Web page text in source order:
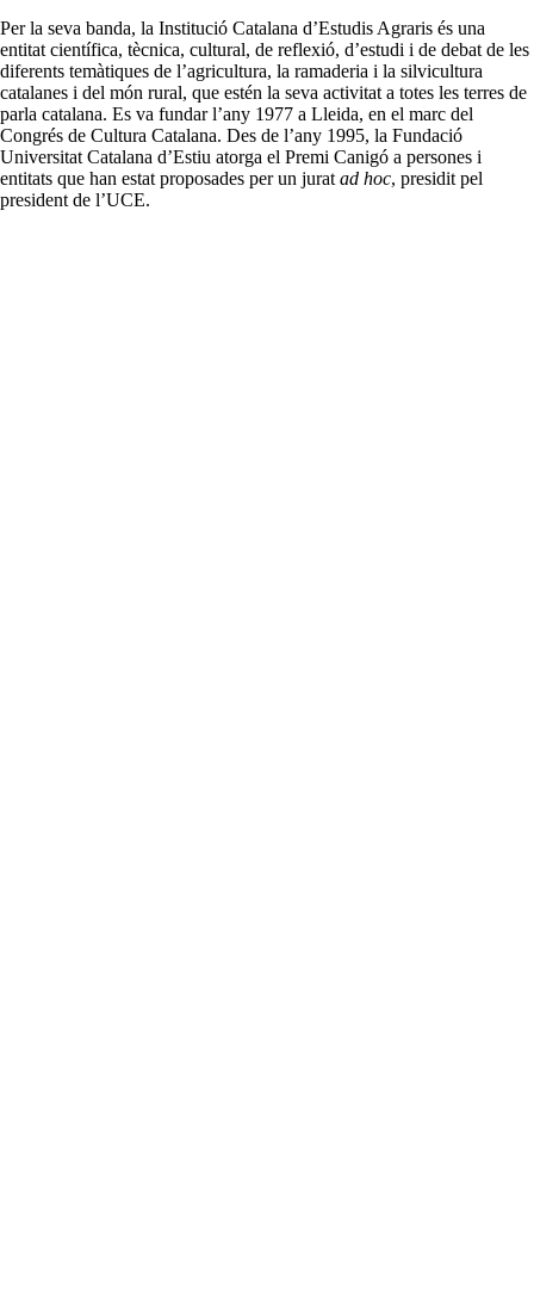
Per la seva banda, la Institució Catalana d’Estudis Agraris és una
entitat científica, tècnica, cultural, de reflexió, d’estudi i de debat de les
diferents temàtiques de l’agricultura, la ramaderia i la silvicultura
catalanes i del món rural, que estén la seva activitat a totes les terres de
parla catalana. Es va fundar l’any 1977 a Lleida, en el marc del
Congrés de Cultura Catalana. Des de l’any 1995, la Fundació
Universitat Catalana d’Estiu atorga el Premi Canigó a persones i
entitats que han estat proposades per un juratad hoc, presidit pel
president de l’UCE.